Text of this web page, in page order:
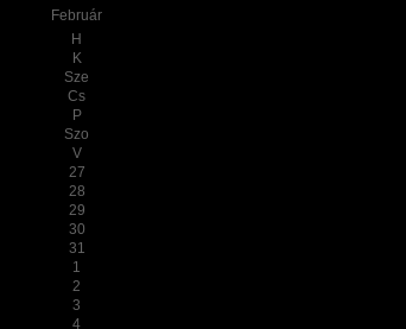
Február
H
K
Sze
Cs
P
Szo
V
27
28
29
30
31
1
2
3
4